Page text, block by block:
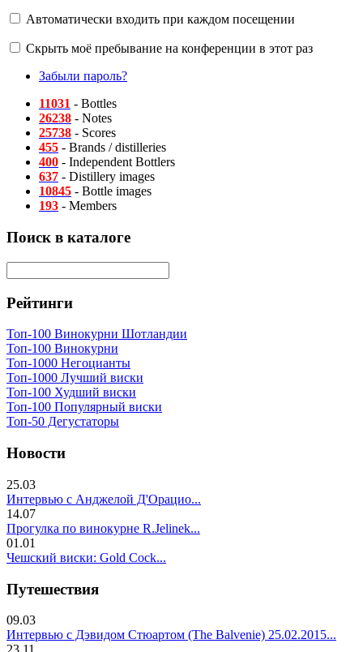
Автоматически входить при каждом посещении
Скрыть моё пребывание на конференции в этот раз
Забыли пароль?
11031 - Bottles
26238 - Notes
25738 - Scores
455 - Brands / distilleries
400 - Independent Bottlers
637 - Distillery images
10845 - Bottle images
193 - Members
Поиск в каталоге
Рейтинги
Топ-100 Винокурни Шотландии
Топ-100 Винокурни
Топ-1000 Негоцианты
Топ-1000 Лучший виски
Топ-100 Худший виски
Топ-100 Популярный виски
Топ-50 Дегустаторы
Новости
25.03
Интервью с Анджелой Д'Орацио...
14.07
Прогулка по винокурне R.Jelinek...
01.01
Чешский виски: Gold Cock...
Путешествия
09.03
Интервью с Дэвидом Стюартом (The Balvenie) 25.02.2015...